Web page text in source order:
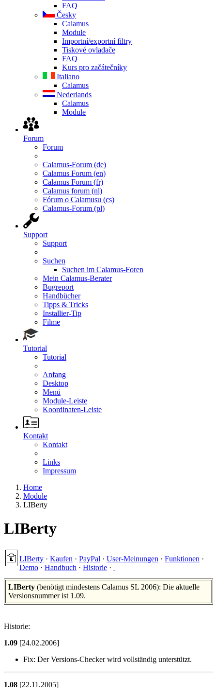
FAQ
Česky
Calamus
Module
Importní/exportní filtry
Tiskové ovladače
FAQ
Kurs pro začátečníky
Italiano
Calamus
Nederlands
Calamus
Module
Forum
Forum
Calamus-Forum (de)
Calamus Forum (en)
Calamus Forum (fr)
Calamus forum (nl)
Fórum o Calamusu (cs)
Calamus-Forum (pl)
Support
Support
Suchen
Suchen im Calamus-Foren
Mein Calamus-Berater
Bugreport
Handbücher
Tipps & Tricks
Installier-Tip
Filme
Tutorial
Tutorial
Anfang
Desktop
Menü
Module-Leiste
Koordinaten-Leiste
Kontakt
Kontakt
Links
Impressum
Home
Module
LIBerty
LIBerty
LIBerty · Kaufen · PayPal · User-Meinungen · Funktionen ·
Demo · Handbuch · Historie ·
LIBerty (benötigt mindestens Calamus SL 2006): Die aktuelle
Versionsnummer ist 1.09.
Historie:
1.09 [24.02.2006]
Fix: Der Versions-Checker wird vollständig unterstützt.
1.08 [22.11.2005]